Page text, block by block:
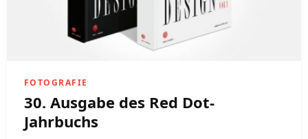
FOTOGRAFIE
30. Ausgabe des Red Dot-
Jahrbuchs